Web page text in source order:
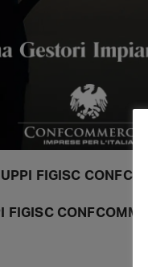
FIGISC
FIGISC